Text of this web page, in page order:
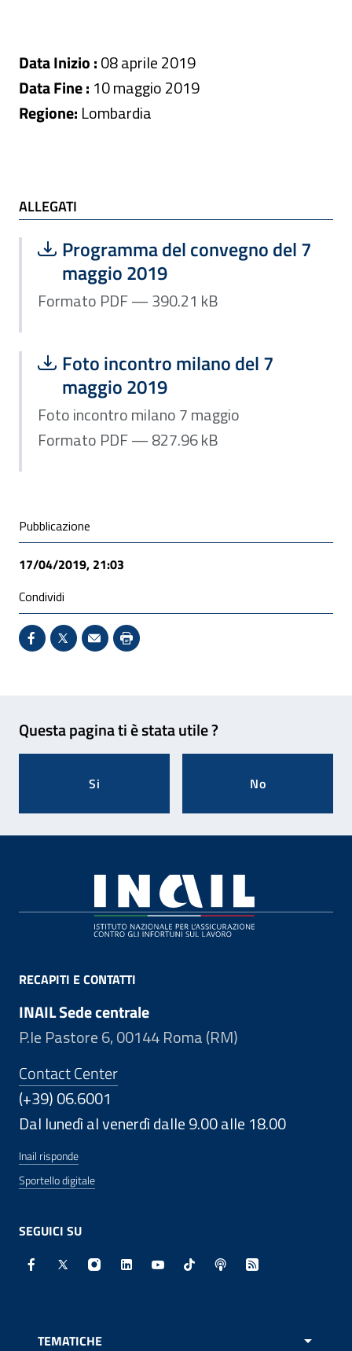
Data Inizio :08 aprile 2019
Data Fine : 10 maggio 2019
Regione: Lombardia
ALLEGATI
ALLEGATI
Scarica file:
Programma del convegno del 7
maggio 2019
Formato PDF — Dimensione 390.21 kB
Formato PDF — 390.21 kB
Scarica file:
Foto incontro milano del 7
maggio 2019
Formato PDF — Dimensione 827.96 kB
Foto incontro milano 7 maggio
Formato PDF — 827.96 kB
Condivisione social
Pubblicazione
17/04/2019, 21:03
Condividi
Condividi su Facebook - Sito esterno - Apertura in
X - Sito esterno - Apertura in nuova finestra
Invio Mail: apre il programma di posta
Stampa pagina: scelta meno
Questa pagina ti è stata utile ?
Si No
RECAPITI E CONTATTI
INAIL Sede centrale
P.le Pastore 6, 00144 Roma (RM)
Contact Center
(+39) 06.6001
Dal lunedì al venerdì dalle 9.00 alle 18.00
Inail risponde
Sportello digitale
SEGUICI SU
Facebook - Sito esterno - Apertura in nuova finestra
X - Sito esterno - Apertura in nuova finestra
Instagram - Sito esterno - Apertura in
Linkedin - Sito esterno - Apertura in
Youtube - Sito esterno -
TikTok - Sito esterno -
Spreaker - Sito
Feed RSS -
TEMATICHE